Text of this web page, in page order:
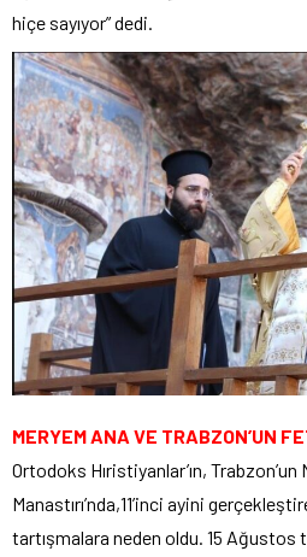
hiçe sayıyor” dedi.
MERYEM ANA VE TRABZON’UN
Ortodoks Hıristiyanlar’ın,
Manastırı’nda,11’inci ayini
tartışmalara neden oldu. 15 Ağustos